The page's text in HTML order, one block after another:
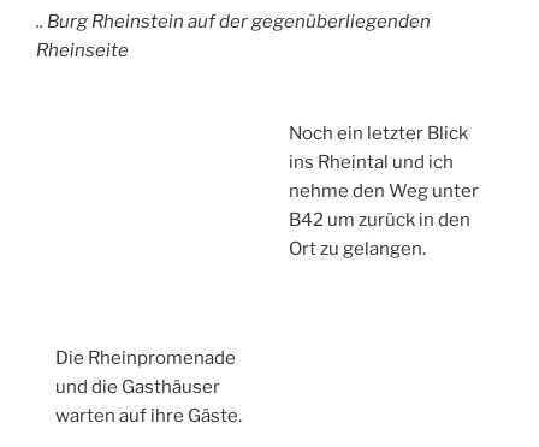
.. Burg Rheinstein auf der gegenüberliegenden
Rheinseite
Noch ein letzter Blick
ins Rheintal und ich
nehme den Weg unter
B42 um zurück in den
Ort zu gelangen.
Die Rheinpromenade
und die Gasthäuser
warten auf ihre Gäste.